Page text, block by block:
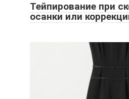
Тейпирование при
осанки или